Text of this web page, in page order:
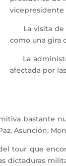
vicepresidente
La visita de
como una gira
La
afectada por
bastante
Asunción,
tour que
dictaduras